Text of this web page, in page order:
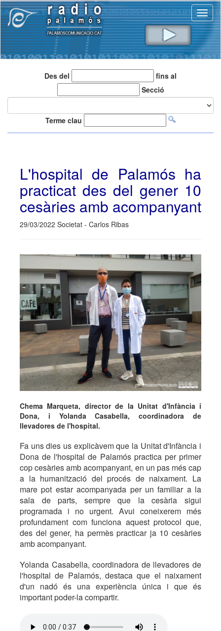
Des del
fins al
Secció
Terme clau
L'hospital de Palamós ha
practicat des del gener 10
cesàries amb acompanyant
29/03/2022 Societat - Carlos Ribas
Chema Marqueta, director de la Unitat d'Infància i
Dona, i Yolanda Casabella, coordinadora de
llevadores de l'hospital.
Fa uns dies us explicàvem que la Unitat d'Infància i
Dona de l'hospital de Palamós practica per primer
cop cesàries amb acompanyant, en un pas més cap
a la humanització del procés de naixament. La
mare pot estar acompanyada per un familiar a la
sala de parts, sempre que la cesària sigui
programada i no urgent. Avui coneixerem més
profundament com funciona aquest protocol que,
des del gener, ha permès practicar ja 10 cesàries
amb acompanyant.
Yolanda Casabella, coordinadora de llevadores de
l'hospital de Palamós, destaca que el naixament
d'un nadó és una experiència única i que és
important poder-la compartir.